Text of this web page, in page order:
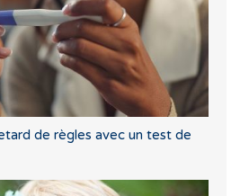
de règles avec un test de